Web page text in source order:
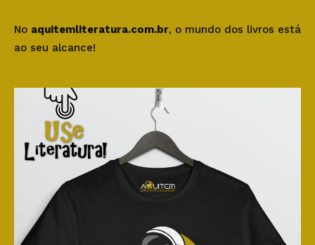
No aquitemliteratura.com.br, o mundo dos livros está
ao seu alcance!